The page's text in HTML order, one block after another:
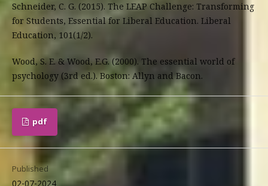
Schneider, C. G. (2015). The LEAP Challenge: Transforming
for Students, Essential for Liberal Education. Liberal
Education, 101(1/2).
Wood, S. E. & Wood, E.G. (2000). The essential world of
psychology (3rd ed.). Boston: Allyn and Bacon.
pdf
Published